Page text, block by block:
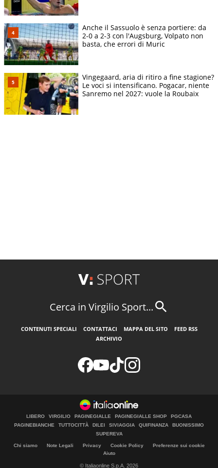
Anche il Sassuolo è senza portiere: da
2-0 a 2-3 con l'Augsburg, Volpato non
basta, che errori di Muric
Vingegaard, aria di ritiro a fine stagione?
Le voci si intensificano. Pogacar, niente
Sanremo nel 2027: vuole la Roubaix
Cerca in Virgilio Sport...
CONTENUTI SPECIALI CONTATTACI MAPPA DEL SITO
FEED RSS
ARCHIVIO
LIBERO VIRGILIO PAGINEGIALLE PAGINEGIALLE SHOP
PGCASA
PAGINEBIANCHE
TUTTOCITTÀ DILEI SIVIAGGIA QUIFINANZA
BUONISSIMO
SUPEREVA
Chi siamo Note Legali Privacy Cookie Policy
Preferenze sui cookie
Aiuto
© Italiaonline S.p.A. 2026